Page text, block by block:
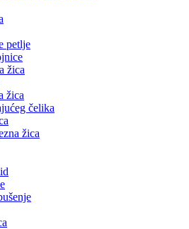
petlje
žica
žica
čelika
žica